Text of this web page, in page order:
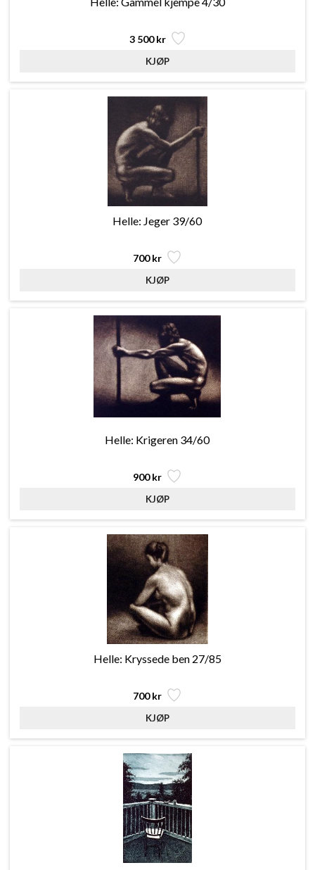
3 500 kr
Helle: Jeger 39/60
700 kr
Helle: Krigeren 34/60
900 kr
Helle: Kryssede ben 27/85
700 kr